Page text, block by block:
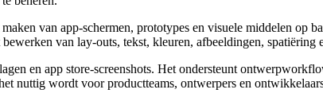
van app-schermen, prototypes en visuele middelen op
van lay-outs, tekst, kleuren, afbeeldingen,
en app store-screenshots. Het ondersteunt
nuttig wordt voor productteams, ontwerpers en